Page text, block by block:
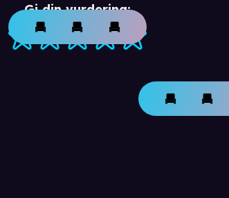
Gi din vurdering: